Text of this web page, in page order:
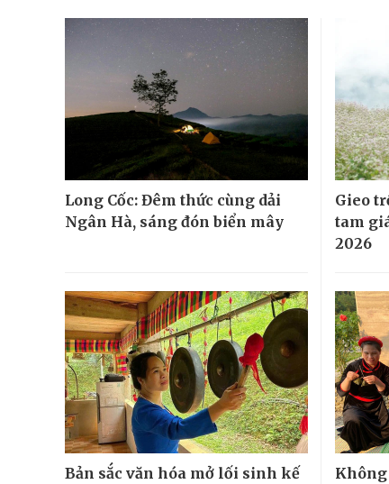
Long Cốc: Đêm thức cùng dải
Ngân Hà, sáng đón biển mây
Gieo
tam
2026
Bản sắc văn hóa mở lối sinh kế